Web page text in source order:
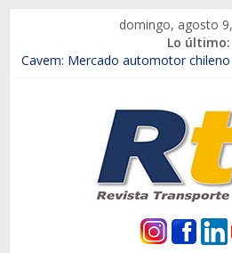
contenido
domingo, agosto
Lo último:
Chile es el primer mercado
Salfa suma vehículos electrificados
Samex amplía su red con nuevas
SINOTRUK Pick-ups presentó la
la Expo Compras Públicas 2026